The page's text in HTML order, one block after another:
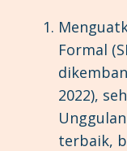
Formal
2022),
terbaik,